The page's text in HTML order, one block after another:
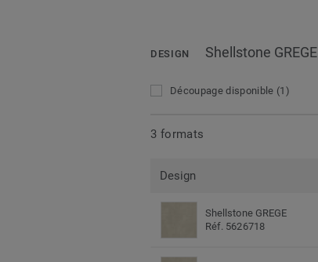
DESIGN Shellstone GREGE
Découpage disponible (1)
3 formats
Design
Shellstone GREGE
Réf. 5626718